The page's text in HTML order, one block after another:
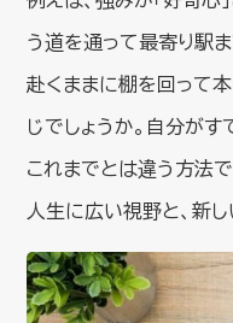
う道を通って最寄り駅
赴くままに棚を回って
じでしょうか。自分がす
これまでとは違う方法
人生に広い視野と、新